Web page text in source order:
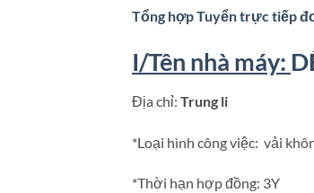
Tổng hợp Tuyển trực tiếp
I/Tên nhà máy:
Địa chỉ: Trung li
*Loại hình công việc: vải
*Thời hạn hợp đồng: 3Y